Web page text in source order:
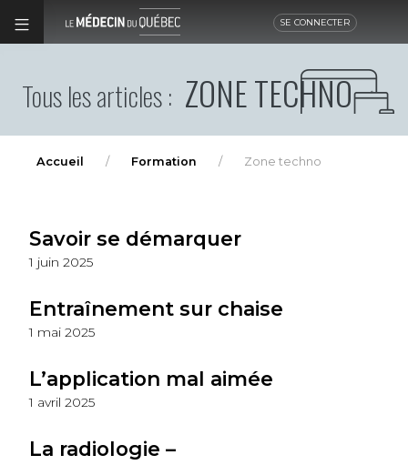
SE CONNECTER
Tous les articles : ZONE TECHNO
Accueil Formation Zone techno
Savoir se démarquer
1 juin 2025
Entraînement sur chaise
1 mai 2025
L’application mal aimée
1 avril 2025
La radiologie –